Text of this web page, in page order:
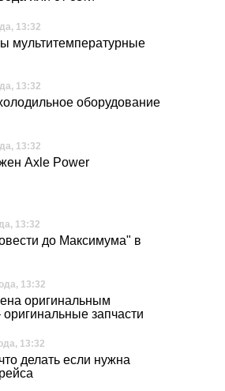
мультитемпературные
13:32
оборудование
13:32
Axle Power
13:32
до Максимума" в
13:32
оригинальным
оригинальные запчасти
13:32
делать если нужна
13:32